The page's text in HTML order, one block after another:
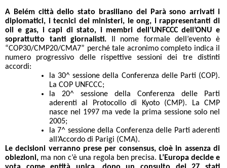
A Belém città dello stato brasiliano del Parà sono arrivati i
diplomatici, i tecnici dei ministeri, le ong, i rappresentanti di
oil e gas, i capi di stato, i membri dell’UNFCCC dell’ONU e
soprattutto tanti giornalisti. Il nome formale dell’evento è
“COP30/CMP20/CMA7” perché tale acronimo completo indica il
numero progressivo delle rispettive sessioni dei tre distinti
accordi:
la 30^ sessione della Conferenza delle Parti (COP).
La COP UNFCCC;
la 20^ sessione della Conferenza delle Parti
aderenti al Protocollo di Kyoto (CMP). La CMP
nasce nel 1997 ma vede la prima sessione solo nel
2005;
la 7^ sessione della Conferenza delle Parti aderenti
all’Accordo di Parigi (CMA).
Le decisioni verranno prese per consensus, cioè in assenza di
obiezioni, ma non c’è una regola ben precisa. L’Europa decide e